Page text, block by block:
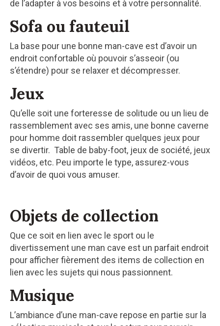
de l’adapter à vos besoins et à votre personnalité.
Sofa ou fauteuil
La base pour une bonne man-cave est d’avoir un
endroit confortable où pouvoir s’asseoir (ou
s’étendre) pour se relaxer et décompresser.
Jeux
Qu’elle soit une forteresse de solitude ou un lieu de
rassemblement avec ses amis, une bonne caverne
pour homme doit rassembler quelques jeux pour
se divertir. Table de baby-foot, jeux de société, jeux
vidéos, etc. Peu importe le type, assurez-vous
d’avoir de quoi vous amuser.
Objets de collection
Que ce soit en lien avec le sport ou le
divertissement une man cave est un parfait endroit
pour afficher fièrement des items de collection en
lien avec les sujets qui nous passionnent.
Musique
L’ambiance d’une man-cave repose en partie sur la